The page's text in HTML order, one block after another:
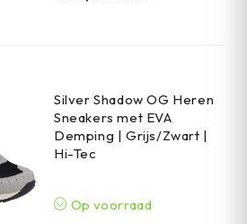
Silver Shadow OG Heren
Sneakers met EVA
Demping | Grijs/Zwart |
Hi-Tec
Op voorraad